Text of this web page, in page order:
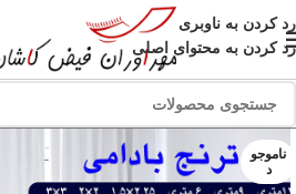
رد کردن به ناوبری
رد کردن به محتوای اصلی
ناموجو
د